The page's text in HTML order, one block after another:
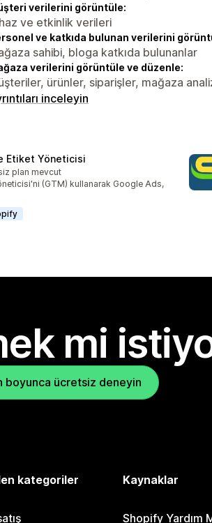
verilerini görüntüle:
ve etkinlik verileri
ve katkıda bulunan verilerini
sahibi, bloga katkıda bulunanlar
verilerini görüntüle ve düzenle:
ürünler, siparişler, mağaza
inceleyin
Etiket Yöneticisi
plan mevcut
(GTM) kullanarak Google Ads,
mi
boyunca ücretsiz deneyin
kategoriler Kaynaklar
Shopify Yardım